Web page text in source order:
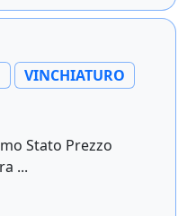
VINCHIATURO
Stato Prezzo
...